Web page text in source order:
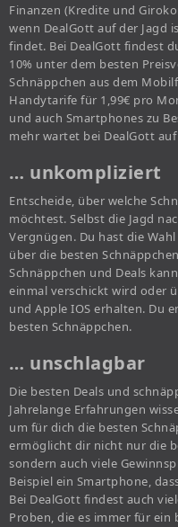
Finanzen (Kredite und
wenn DealGott auf der Jagd
findet. Bei DealGott findest
10% unter dem besten
Schnäppchen aus dem
Handytarife für 1,99€ pro
und auch Smartphones zu
mehr wartet bei DealGott
… unkompliziert
Entscheide, über welche
möchtest. Selbst die Jagd
Vergnügen. Du hast die
über die besten
Schnäppchen und Deals
einmal verschickt wird oder
und Apple IOS erhalten. Du
besten Schnäppchen.
… unschlagbar
Die besten Deals und
Jahrelange Erfahrungen
um für dich die besten
ermöglicht dir nicht nur die
sondern auch viele
Beispiel ein Smartphone,
Bei DealGott findest auch
Proben, die es immer für